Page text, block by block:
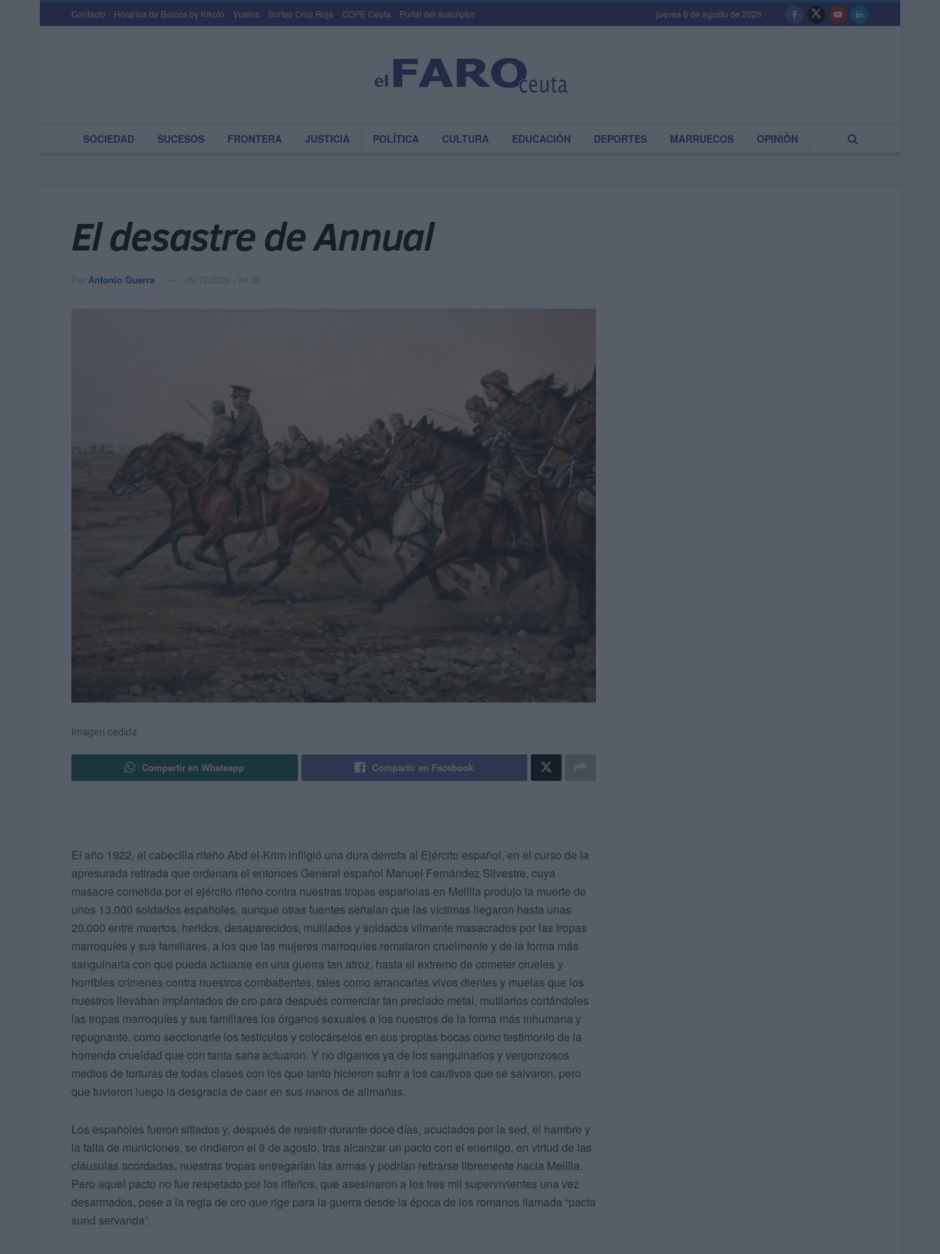
Contacto Horarios de Barcos by Kikoto Vuelos Sorteo Cruz Roja COPE Ceuta Portal del suscriptor jueves 6 de agosto de 2026
SOCIEDAD SUCESOS FRONTERA JUSTICIA POLÍTICA CULTURA EDUCACIÓN DEPORTES MARRUECOS OPINIÓN
El desastre de Annual
Por Antonio Guerra 09/12/2024 - 04:20
Imagen cedida
Compartir en Whatsapp Compartir en Facebook
El año 1922, el cabecilla rifeño Abd el-Krim infligió una dura derrota al Ejército español, en el curso de la
apresurada retirada que ordenara el entonces General español Manuel Fernández Silvestre, cuya
masacre cometida por el ejército rifeño contra nuestras tropas españolas en Melilla produjo la muerte de
unos 13.000 soldados españoles, aunque otras fuentes señalan que las víctimas llegaron hasta unas
20.000 entre muertos, heridos, desaparecidos, mutilados y soldados vilmente masacrados por las tropas
marroquíes y sus familiares, a los que las mujeres marroquíes remataron cruelmente y de la forma más
sanguinaria con que pueda actuarse en una guerra tan atroz, hasta el extremo de cometer crueles y
horribles crímenes contra nuestros combatientes, tales como arrancarles vivos dientes y muelas que los
nuestros llevaban implantados de oro para después comerciar tan preciado metal, mutilarlos cortándoles
las tropas marroquíes y sus familiares los órganos sexuales a los nuestros de la forma más inhumana y
repugnante, como seccionarle los testículos y colocárselos en sus propias bocas como testimonio de la
horrenda crueldad que con tanta saña actuaron. Y no digamos ya de los sanguinarios y vergonzosos
medios de torturas de todas clases con los que tanto hicieron sufrir a los cautivos que se salvaron, pero
que tuvieron luego la desgracia de caer en sus manos de alimañas.
Los españoles fueron sitiados y, después de resistir durante doce días, acuciados por la sed, el hambre y
la falta de municiones, se rindieron el 9 de agosto, tras alcanzar un pacto con el enemigo, en virtud de las
cláusulas acordadas, nuestras tropas entregarían las armas y podrían retirarse libremente hacia Melilla.
Pero aquel pacto no fue respetado por los rifeños, que asesinaron a los tres mil supervivientes una vez
desarmados, pese a la regla de oro que rige para la guerra desde la época de los romanos llamada “pacta
sund servanda”.